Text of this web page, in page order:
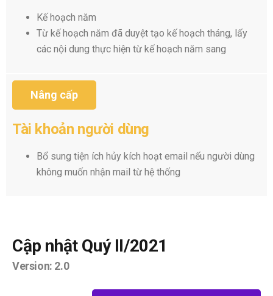
Kế hoạch năm
Từ kế hoạch năm đã duyệt tạo kế hoạch tháng, lấy
các nội dung thực hiện từ kế hoạch năm sang
Nâng cấp
Tài khoản người dùng
Bổ sung tiện ích hủy kích hoạt email nếu người dùng
không muốn nhận mail từ hệ thống
Cập nhật Quý II/2021
Version: 2.0